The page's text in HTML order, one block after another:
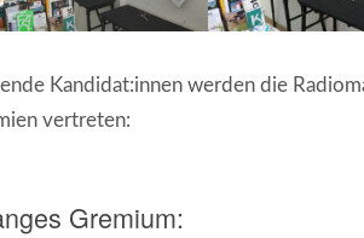
Kandidat:innen werden die
vertreten:
Gremium: